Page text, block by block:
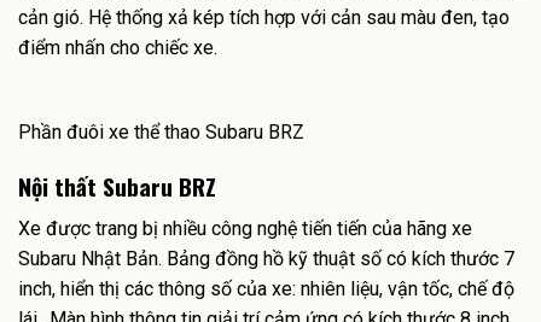
cản gió. Hệ thống xả kép tích hợp với cản sau màu đen, tạo
điểm nhấn cho chiếc xe.
Phần đuôi xe thể thao Subaru BRZ
Nội thất Subaru BRZ
Xe được trang bị nhiều công nghệ tiến tiến của hãng xe
Subaru Nhật Bản. Bảng đồng hồ kỹ thuật số có kích thước 7
inch, hiển thị các thông số của xe: nhiên liệu, vận tốc, chế độ